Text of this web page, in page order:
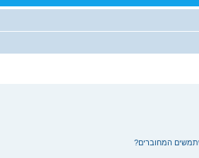
המחוברים?